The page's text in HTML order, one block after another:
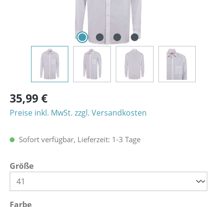
35,99 €
Preise inkl. MwSt. zzgl. Versandkosten
Sofort verfügbar, Lieferzeit: 1-3 Tage
Größeauswählen
Farbeauswählen